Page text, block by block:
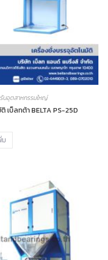
บอุตสาหกรรมใหญ่
เบ็ลทต้า BELTA PS-25D
ม